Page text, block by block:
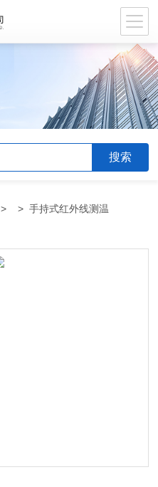
> >手持式红外线测温